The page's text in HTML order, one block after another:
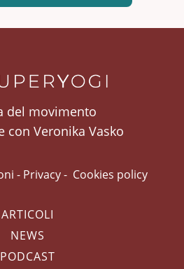
del movimento
con Veronika Vasko
- Privacy- Cookies policy
ARTICOLI
NEWS
PODCAST